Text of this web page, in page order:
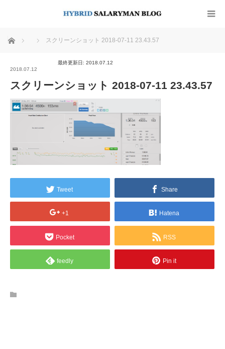
ホーム スクリーンショット 2018-07-11 23.43.57
2018.07.12
最終更新日: 2018.07.12
スクリーンショット 2018-07-11 23.43.57
Tweet Share
+1 Hatena
Pocket RSS
feedly Pin it